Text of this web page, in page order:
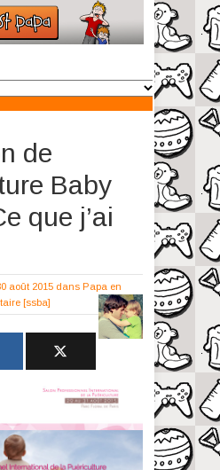
de
Baby
que j’ai
août 2015 dans Papa en
[ssba]